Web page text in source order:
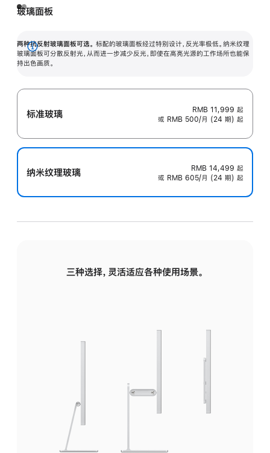
玻璃面板
两种抗反射玻璃面板可选。 标配的玻璃面板经过特别设计，反光率极低。纳米纹理
玻璃面板可分散反射光，从而进一步减少反光，即使在高亮光源的工作场所也能保
持出色画质。
展
开
标准玻璃 RMB 11,999 起
或 RMB 500/月 (24 期) 起
纳米纹理玻璃 RMB 14,499 起
或 RMB 605/月 (24 期) 起
三种选择，灵活适应各种使用场景。